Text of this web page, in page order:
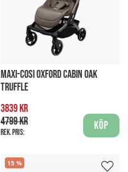
MAXI-COSI OXFORD CABIN OAK
TRUFFLE
3839 kr
4799 kr
Rek. pris:
Köp
15